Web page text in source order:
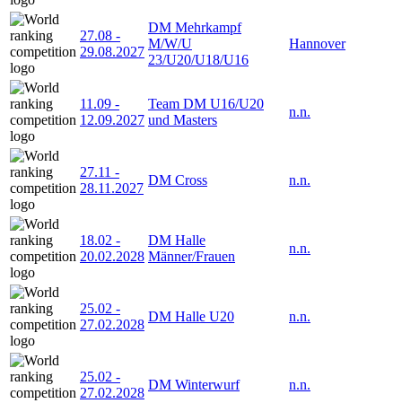
27.08 -
29.08.2027
DM Mehrkampf
M/W/U
23/U20/U18/U16
Hannover
11.09 -
12.09.2027
Team DM U16/U20
und Masters
n.n.
27.11 -
28.11.2027
DM Cross n.n.
18.02 -
20.02.2028
DM Halle
Männer/Frauen
n.n.
25.02 -
27.02.2028
DM Halle U20 n.n.
25.02 -
27.02.2028
DM Winterwurf n.n.